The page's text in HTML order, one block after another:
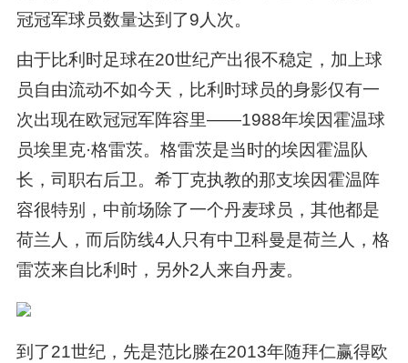
冠冠军球员数量达到了9人次。
由于比利时足球在20世纪产出很不稳定，加上球
员自由流动不如今天，比利时球员的身影仅有一
次出现在欧冠冠军阵容里——1988年埃因霍温球
员埃里克·格雷茨。格雷茨是当时的埃因霍温队
长，司职右后卫。希丁克执教的那支埃因霍温阵
容很特别，中前场除了一个丹麦球员，其他都是
荷兰人，而后防线4人只有中卫科曼是荷兰人，格
雷茨来自比利时，另外2人来自丹麦。
到了21世纪，先是范比滕在2013年随拜仁赢得欧